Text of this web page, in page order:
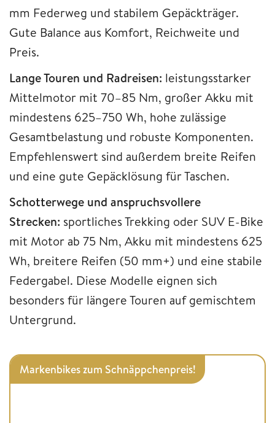
mm Federweg und stabilem Gepäckträger.
Gute Balance aus Komfort, Reichweite und
Preis.
Lange Touren und Radreisen: leistungsstarker
Mittelmotor mit 70–85 Nm, großer Akku mit
mindestens 625–750 Wh, hohe zulässige
Gesamtbelastung und robuste Komponenten.
Empfehlenswert sind außerdem breite Reifen
und eine gute Gepäcklösung für Taschen.
Schotterwege und anspruchsvollere
Strecken: sportliches Trekking oder SUV E-Bike
mit Motor ab 75 Nm, Akku mit mindestens 625
Wh, breitere Reifen (50 mm+) und eine stabile
Federgabel. Diese Modelle eignen sich
besonders für längere Touren auf gemischtem
Untergrund.
Markenbikes zum Schnäppchenpreis!